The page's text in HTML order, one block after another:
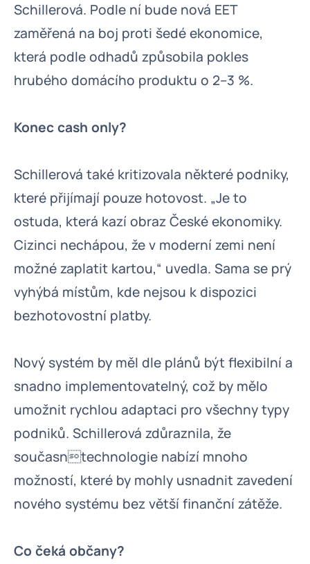
Schillerová. Podle ní bude nová EET
zaměřená na boj proti šedé ekonomice,
která podle odhadů způsobila pokles
hrubého domácího produktu o 2–3 %.
Konec cash only?
Schillerová také kritizovala některé podniky,
které přijímají pouze hotovost. „Je to
ostuda, která kazí obraz České ekonomiky.
Cizinci nechápou, že v moderní zemi není
možné zaplatit kartou,“ uvedla. Sama se prý
vyhýbá místům, kde nejsou k dispozici
bezhotovostní platby.
Nový systém by měl dle plánů být flexibilní a
snadno implementovatelný, což by mělo
umožnit rychlou adaptaci pro všechny typy
podniků. Schillerová zdůraznila, že
současntechnologie nabízí mnoho
možností, které by mohly usnadnit zavedení
nového systému bez větší finanční zátěže.
Co čeká občany?